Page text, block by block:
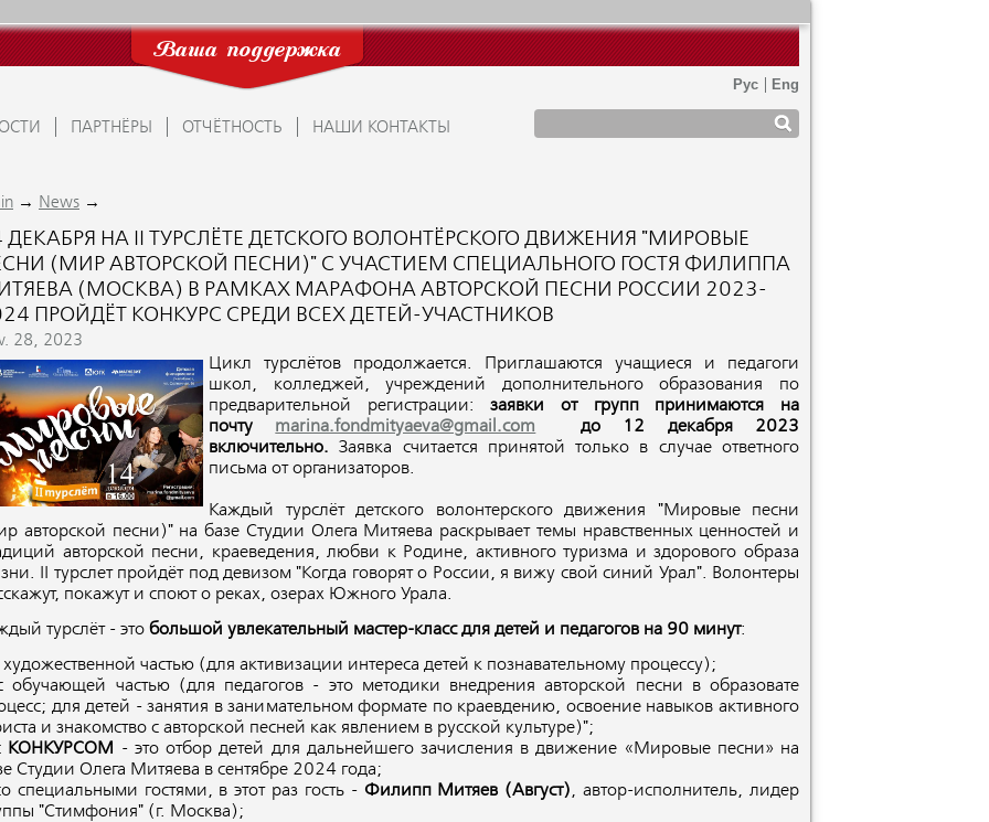
Ваша поддержка
ПАРТНЁРЫ ОТЧЁТНОСТЬ НАШИ КОНТАКТЫ
→ News →
ДЕКАБРЯ НА II ТУРСЛЁТЕ ДЕТСКОГО ВОЛОНТЁРСКОГО ДВИЖЕНИЯ "МИРОВЫЕ
(МИР АВТОРСКОЙ ПЕСНИ)" С УЧАСТИЕМ СПЕЦИАЛЬНОГО ГОСТЯ ФИЛИППА
(МОСКВА) В РАМКАХ МАРАФОНА АВТОРСКОЙ ПЕСНИ РОССИИ 2023-
ПРОЙДЁТ КОНКУРС СРЕДИ ВСЕХ ДЕТЕЙ-УЧАСТНИКОВ
28, 2023
Цикл турслётов продолжается. Приглашаются учащиеся и педагоги
школ, колледжей, учреждений дополнительного образования по
предварительной регистрации:заявки от групп принимаются на
почту marina.fondmityaeva@gmail.com до 12 декабря 2023
включительно. Заявка считается принятой только в случае ответного
письма от организаторов.
Каждый турслёт детского волонтерского движения "Мировые песни
авторской песни)" на базе Студии Олега Митяева раскрывает темы нравственных ценностей и
авторской песни, краеведения, любви к Родине, активного туризма и здорового образа
II турслет пройдёт под девизом "Когда говорят о России, я вижу свой синий Урал". Волонтеры
покажут и споют о реках, озерах Южного Урала.
турслёт - это большой увлекательный мастер-класс для детей и педагогов на 90 минут:
художественной частью (для активизации интереса детей к познавательному процессу);
обучающей частью (для педагогов - это методики внедрения авторской песни в образовате
для детей - занятия в занимательном формате по краевдению, освоение навыков активного
и знакомство с авторской песней как явлением в русской культуре)";
КОНКУРСОМ
- это отбор детей для дальнейшего зачисления в движение «Мировые песни» на
Студии Олега Митяева в сентябре 2024 года;
специальными гостями, в этот раз гость - Филипп Митяев (Август), автор-исполнитель, лидер
"Стимфония" (г. Москва);